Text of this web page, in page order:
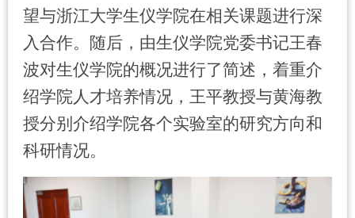
望与浙江大学生仪学院在相关课题进行深
入合作。随后，由生仪学院党委书记王春
波对生仪学院的概况进行了简述，着重介
绍学院人才培养情况，王平教授与黄海教
授分别介绍学院各个实验室的研究方向和
科研情况。